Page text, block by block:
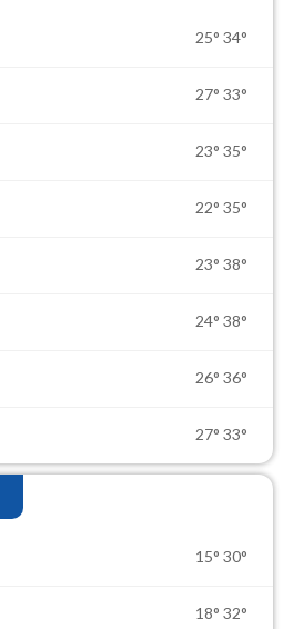
25° 34°
27° 33°
23° 35°
22° 35°
23° 38°
24° 38°
26° 36°
27° 33°
15° 30°
18° 32°